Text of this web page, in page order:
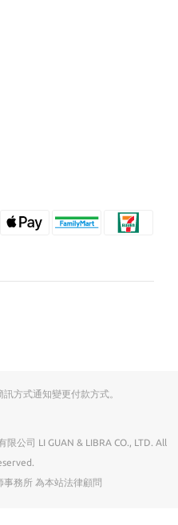
方式通知變更付款方式。
限公司 LI GUAN & LIBRA CO., LTD. All
務所 為本站法律顧問